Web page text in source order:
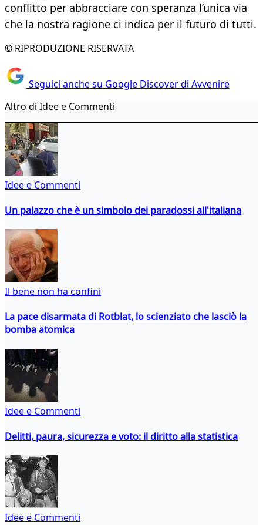
conflitto per abbracciare con speranza l’unica via
che la nostra ragione ci indica per il futuro di tutti.
© RIPRODUZIONE RISERVATA
Seguici anche su Google Discover di Avvenire
Altro di Idee e Commenti
Idee e Commenti
Un palazzo che è un simbolo dei paradossi all'italiana
Il bene non ha confini
La pace disarmata di Rotblat, lo scienziato che lasciò la
bomba atomica
Idee e Commenti
Delitti, paura, sicurezza e voto: il diritto alla statistica
Idee e Commenti